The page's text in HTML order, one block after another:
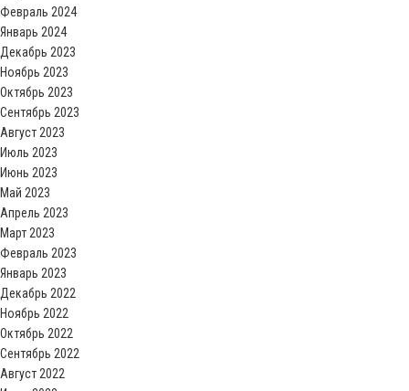
Февраль 2024
Январь 2024
Декабрь 2023
Ноябрь 2023
Октябрь 2023
Сентябрь 2023
Август 2023
Июль 2023
Июнь 2023
Май 2023
Апрель 2023
Март 2023
Февраль 2023
Январь 2023
Декабрь 2022
Ноябрь 2022
Октябрь 2022
Сентябрь 2022
Август 2022